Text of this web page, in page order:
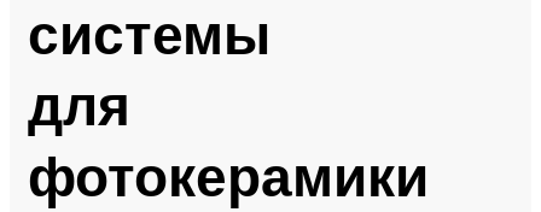
системы
для
фотокерамики